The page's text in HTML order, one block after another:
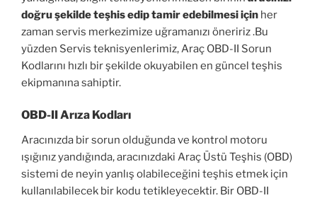
doğru şekilde teşhis edip tamir edebilmesi için her
zaman servis merkezimize uğramanızı öneririz .Bu
yüzden Servis teknisyenlerimiz, Araç OBD-II Sorun
Kodlarını hızlı bir şekilde okuyabilen en güncel teşhis
ekipmanına sahiptir.
OBD-II Arıza Kodları
Aracınızda bir sorun olduğunda ve kontrol motoru
ışığınız yandığında, aracınızdaki Araç Üstü Teşhis (OBD)
sistemi de neyin yanlış olabileceğini teşhis etmek için
kullanılabilecek bir kodu tetikleyecektir. Bir OBD-II